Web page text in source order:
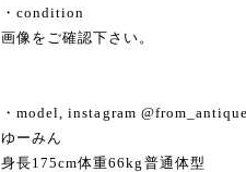
・condition
画像をご確認下さい。
・model, instagram @from_antique
ゆーみん
身長175cm体重66kg普通体型